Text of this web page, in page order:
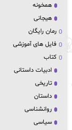
همخونه
هیجانی
رمان رایگان
فایل های آموزشی
کتاب
ادبیات داستانی
تاریخی
داستان
روانشناسی
سیاسی